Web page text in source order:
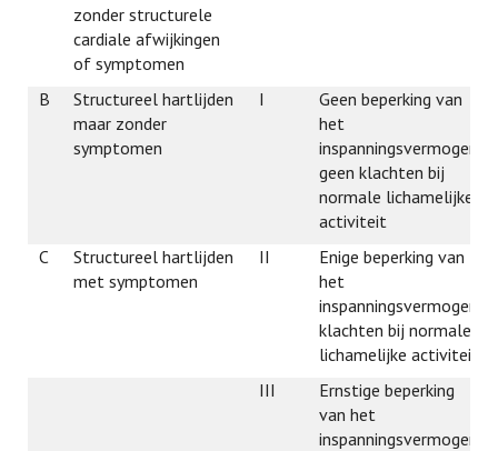
zonder structurele
cardiale afwijkingen
of symptomen
B
Structureel hartlijden
maar zonder
symptomen
I
Geen beperking van
het
inspanningsvermogen;
geen klachten bij
normale lichamelijke
activiteit
C
Structureel hartlijden
met symptomen
II
Enige beperking van
het
inspanningsvermogen;
klachten bij normale
lichamelijke activiteit
III
Ernstige beperking
van het
inspanningsvermogen;